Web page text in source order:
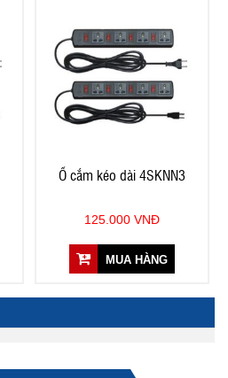
Ổ cắm kéo dài 4SKNN3
125.000 VNĐ
MUA HÀNG